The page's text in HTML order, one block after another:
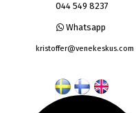
044 549 8237
Whatsapp
kristoffer@venekeskus.com